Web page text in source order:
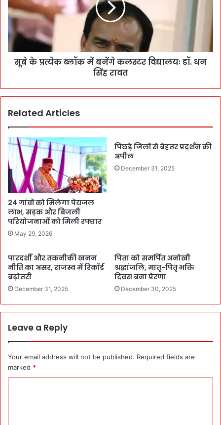
सूबे के प्रत्येक ब्लॉक में बनेंगे कलस्टर विद्यालयः डॉ. धन
सिंह रावत
Related Articles
24 गांवों को मिलेगा पेयजल
लाभ, सड़क और बिजली
परियोजनाओं को मिली रफ्तार
May 29, 2026
पिछड़े जिलों से बेहतर प्रदर्शन की
अपील
December 31, 2025
पारदर्शी और तकनीकी खनन
नीति का असर, राजस्व में रिकॉर्ड
बढ़ोतरी
December 31, 2025
पिता को समर्पित अनोखी
श्रद्धांजलि, मातृ-पितृ भक्ति
दिवस बना प्रेरणा
December 30, 2025
Leave a Reply
Your email address will not be published. Required fields are
marked *